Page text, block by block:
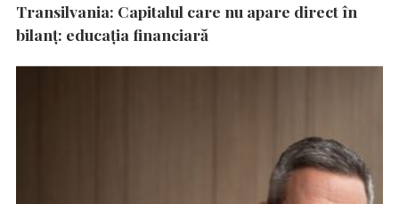
Transilvania: Capitalul care nu apare direct în
bilanț: educația financiară